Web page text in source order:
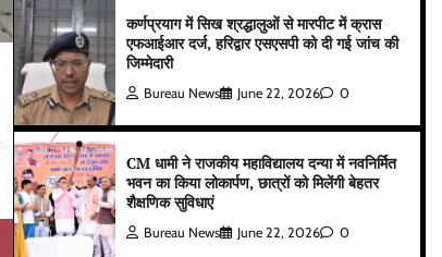
कर्णप्रयाग में सिख श्रद्धालुओं से मारपीट में क्रास
एफआईआर दर्ज, हरिद्वार एसएसपी को दी गई जांच की
जिम्मेदारी
Bureau News June 22, 2026 0
CM धामी ने राजकीय महाविद्यालय दन्या में नवनिर्मित
भवन का किया लोकार्पण, छात्रों को मिलेंगी बेहतर
शैक्षणिक सुविधाएं
Bureau News June 22, 2026 0